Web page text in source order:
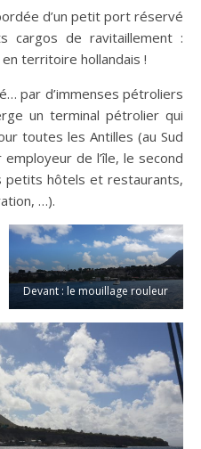
cargos de ravitaillement :
territoire hollandais !
par d’immenses pétroliers
un terminal pétrolier qui
toutes les Antilles (au Sud
de l’île, le second
hôtels et restaurants,
…).
Devant : le mouillage rouleur